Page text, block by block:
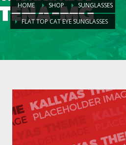
HOME SHOP
SUNGLASSES
FLAT TOP CAT EYE SUNGLASSES